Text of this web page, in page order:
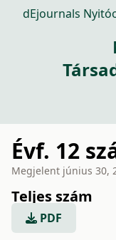
dEjournals
Évf. 12
Megjelent június 30,
Teljes szám
PDF